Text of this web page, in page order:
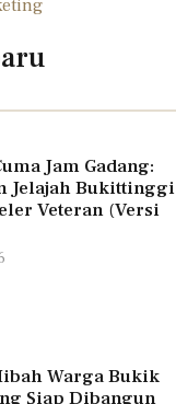
Jam Gadang:
Jelajah Bukittinggi
Veteran (Versi
Warga Bukik
Siap Dibangun